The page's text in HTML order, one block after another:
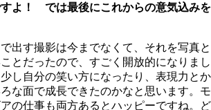
よ！ では最後にこれからの意気込みを
出す撮影は今までなくて、それを写真と
とだったので、すごく開放的になりまし
し自分の笑い方になったり、表現力とか
な面で成長できたのかなと思います。モ
の仕事も両方あるとハッピーですね。ど